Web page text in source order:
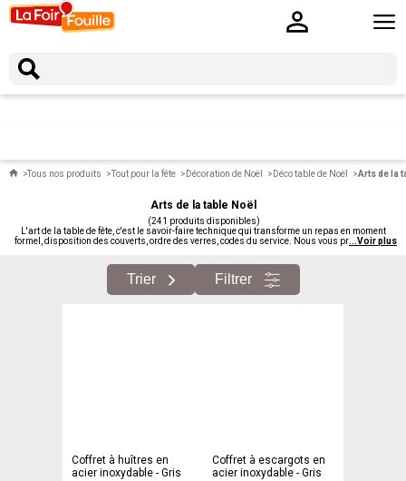
Tous nos produits Tout pour la fête Décoration de Noël Déco table de Noël Arts de la
Arts de la table Noël
(241 produits disponibles)
L'art de la table de fête, c'est le savoir-faire technique qui transforme un repas en moment
formel, disposition des couverts, ordre des verres, codes du service. Nous vous proposons à
...Voir plus
Trier Filtrer
Coffret à huîtres en
acier inoxydable - Gris
Coffret à escargots en
acier inoxydable - Gris